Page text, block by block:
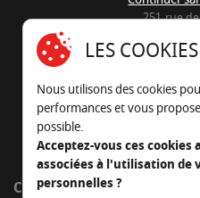
251 rue
05 45
Nous
CÔTÉ OUTDOOR
LES
Nous utilisons des cookies
performances et vous
possible.
Acceptez-vous ces
associées à l'utilisation de
personnelles ?